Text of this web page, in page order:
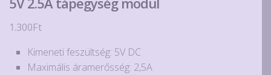
1.300Ft
Kimeneti feszültség: 5V DC
Maximális áramerősség: 2,5A